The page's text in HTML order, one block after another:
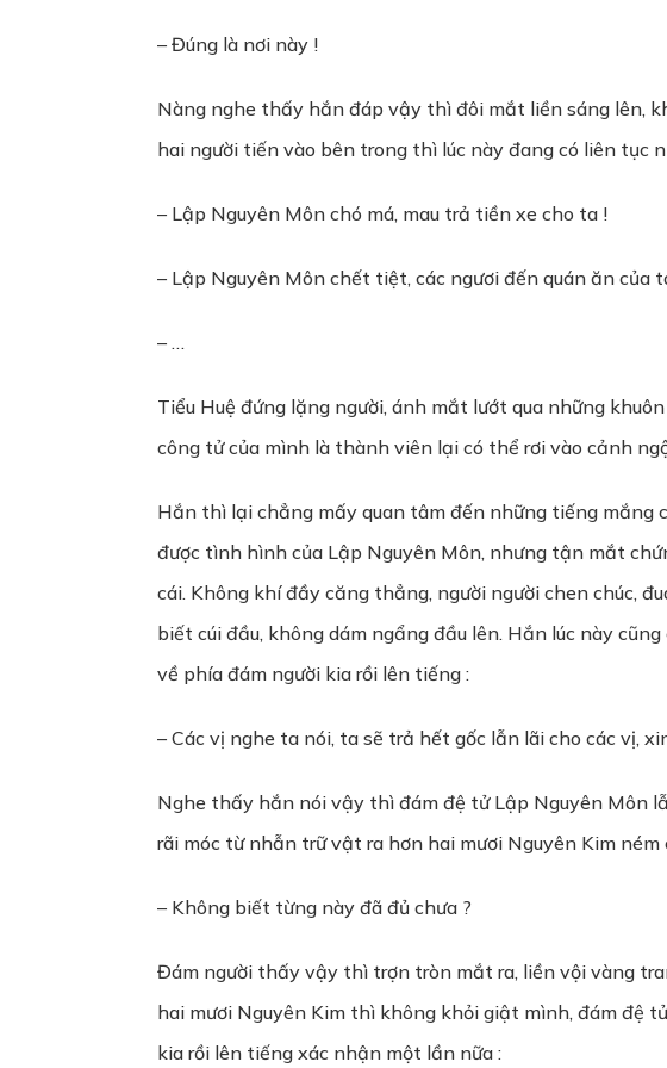
– Đúng là nơi này !
Nàng nghe thấy hắn đáp vậy thì đôi mắt liền sáng lên,
hai người tiến vào bên trong thì lúc này đang có liên tục
– Lập Nguyên Môn chó má, mau trả tiền xe cho ta !
– Lập Nguyên Môn chết tiệt, các ngươi đến quán ăn của
– …
Tiểu Huệ đứng lặng người, ánh mắt lướt qua những
công tử của mình là thành viên lại có thể rơi vào cảnh
Hắn thì lại chẳng mấy quan tâm đến những tiếng mắng
được tình hình của Lập Nguyên Môn, nhưng tận mắt
cái. Không khí đầy căng thẳng, người người chen chúc,
biết cúi đầu, không dám ngẩng đầu lên. Hắn lúc này
về phía đám người kia rồi lên tiếng :
– Các vị nghe ta nói, ta sẽ trả hết gốc lẫn lãi cho các vị,
Nghe thấy hắn nói vậy thì đám đệ tử Lập Nguyên Môn
rãi móc từ nhẫn trữ vật ra hơn hai mươi Nguyên Kim ném
– Không biết từng này đã đủ chưa ?
Đám người thấy vậy thì trợn tròn mắt ra, liền vội vàng
hai mươi Nguyên Kim thì không khỏi giật mình, đám đệ
kia rồi lên tiếng xác nhận một lần nữa :